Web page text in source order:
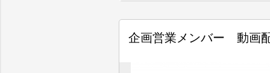
企画営業メンバー 動画